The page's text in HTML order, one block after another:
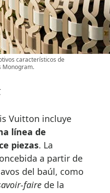
característicos de
Monogram.
Vuitton incluye
línea de
piezas. La
a partir de
del baúl, como
faire de la